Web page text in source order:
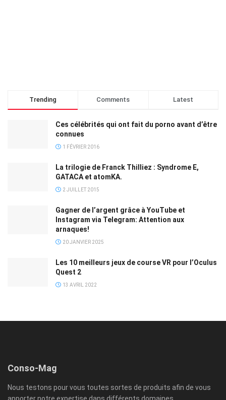
Trending Comments Latest
Ces célébrités qui ont fait du porno avant d’être
connues
1 FÉVRIER 2016
La trilogie de Franck Thilliez : Syndrome E,
GATACA et atomKA.
2 JUILLET 2015
Gagner de l’argent grâce à YouTube et
Instagram via Telegram: Attention aux
arnaques!
20 JANVIER 2025
Les 10 meilleurs jeux de course VR pour l’Oculus
Quest 2
13 AVRIL 2022
Conso-Mag
Nous testons pour vous toutes sortes de produits afin de vous
apporter notre expertise dans différents domaines.